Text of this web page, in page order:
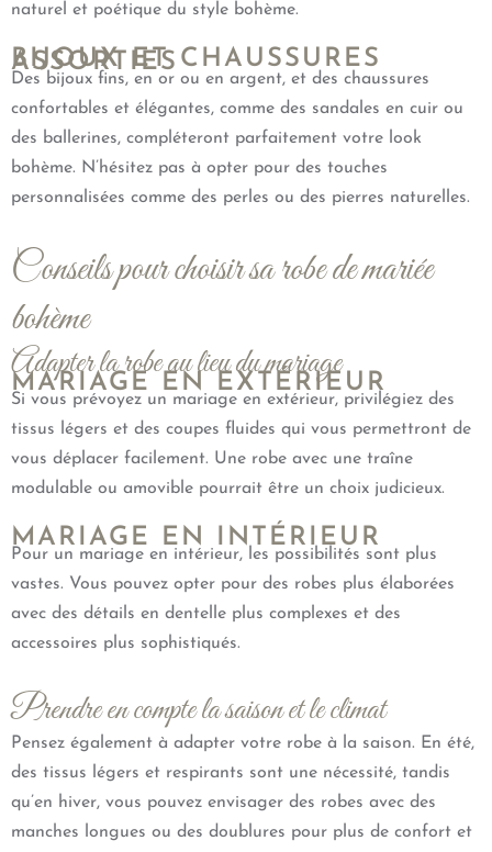
naturel et poétique du style bohème.
BIJOUX ET CHAUSSURES
ASSORTIES
Des bijoux fins, en or ou en argent, et des chaussures
confortables et élégantes, comme des sandales en cuir ou
des ballerines, compléteront parfaitement votre look
bohème. N’hésitez pas à opter pour des touches
personnalisées comme des perles ou des pierres naturelles.
Conseils pour choisir sa robe de mariée
bohème
Adapter la robe au lieu du mariage
MARIAGE EN EXTÉRIEUR
Si vous prévoyez un mariage en extérieur, privilégiez des
tissus légers et des coupes fluides qui vous permettront de
vous déplacer facilement. Une robe avec une traîne
modulable ou amovible pourrait être un choix judicieux.
MARIAGE EN INTÉRIEUR
Pour un mariage en intérieur, les possibilités sont plus
vastes. Vous pouvez opter pour des robes plus élaborées
avec des détails en dentelle plus complexes et des
accessoires plus sophistiqués.
Prendre en compte la saison et le climat
Pensez également à adapter votre robe à la saison. En été,
des tissus légers et respirants sont une nécessité, tandis
qu’en hiver, vous pouvez envisager des robes avec des
manches longues ou des doublures pour plus de confort et